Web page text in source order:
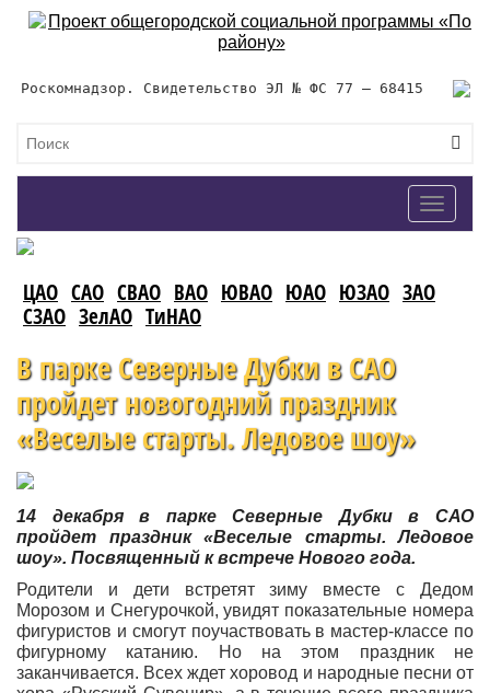
Роскомнадзор. Свидетельство ЭЛ № ФС 77 – 68415
Toggle
ЦАО САО СВАО ВАО ЮВАО ЮАО ЮЗАО ЗАО
СЗАО ЗелАО ТиНАО
В парке Северные Дубки в САО
пройдет новогодний праздник
«Веселые старты. Ледовое шоу»
14 декабря в парке Северные Дубки в САО
пройдет праздник «Веселые старты. Ледовое
шоу». Посвященный к встрече Нового года.
Родители и дети встретят зиму вместе с Дедом
Морозом и Снегурочкой, увидят показательные номера
фигуристов и смогут поучаствовать в мастер-классе по
фигурному катанию. Но на этом праздник не
заканчивается. Всех ждет хоровод и народные песни от